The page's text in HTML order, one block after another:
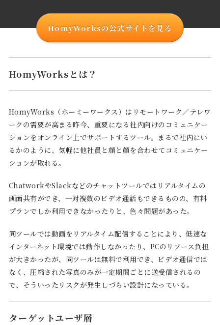
HomyWorksの公式サイトを見る
HomyWorksとは？
HomyWorks（ホーミーワークス）はリモートワーク／テレワ
ークの需要が高まる昨今、重要になる社内向けのコミュニケー
ションをオンライン上でサポートするツール。まるで社内にい
るかのように、気軽に他社員と顔と顔を合わせてコミュニケー
ションが取れる。
ChatworkやSlackなどのチャットツールではリアルタイムの
画面共有ができ、一対複数のビデオ通話もできるものの、有料
プランでしか利用できなかったりと、色々問題があった。
同ツールでは動画をリアルタイム配信することにより、低速な
インターネット環境では動作しなかったり、PCのリソース負担
が大きかったが、同ツールは無料で利用でき、ビデオ通信では
なく、圧縮された写真のみが一定期間ごとに送受信されるの
で、そういったリスクが発生しづらい設計になっている。
ターゲットユーザ層